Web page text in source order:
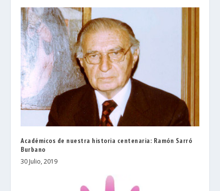
Académicos de nuestra historia centenaria: Ramón Sarró
Burbano
30 Julio, 2019